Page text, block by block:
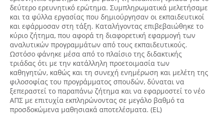
δεύτερο ερευνητικό ερώτημα. Συμπληρωματικά μελετήσαμε
και τα φύλλα εργασίας που δημιούργησαν οι εκπαιδευτικοί
και εφάρμοσαν στη τάξη. Καταλήγοντας επιβεβαιώθηκε το
κύριο ζήτημα, που αφορά τη διαφορετική εφαρμογή των
αναλυτικών προγραμμάτων από τους εκπαιδευτικούς.
Ωστόσο φάνηκε μέσα από το πλαίσιο της διδακτικής
τριάδας ότι με την κατάλληλη προετοιμασία των
καθηγητών, καθώς και τη συνεχή ενημέρωση και μελέτη της
φιλοσοφίας του προγράμματος σπουδών, δύναται να
ξεπεραστεί το παραπάνω ζήτημα και να εφαρμοστεί το νέο
ΑΠΣ με επιτυχία εκπληρώνοντας σε μεγάλο βαθμό τα
προσδοκώμενα μαθησιακά αποτελέσματα. (EL)